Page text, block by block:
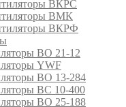
ВКРС
ВМК
ВКРФ
ВО 21-12
YWF
ВО 13-284
ВС 10-400
ВО 25-188